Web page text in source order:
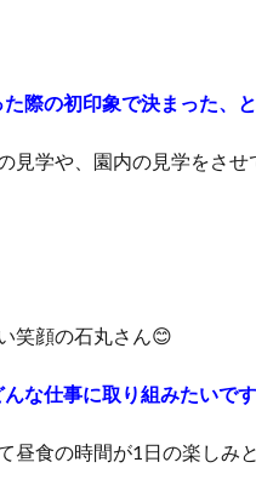
際の初印象で決まった、
見学や、園内の見学をさ
笑顔の石丸さん😊
な仕事に取り組みたいで
昼食の時間が1日の楽しみ